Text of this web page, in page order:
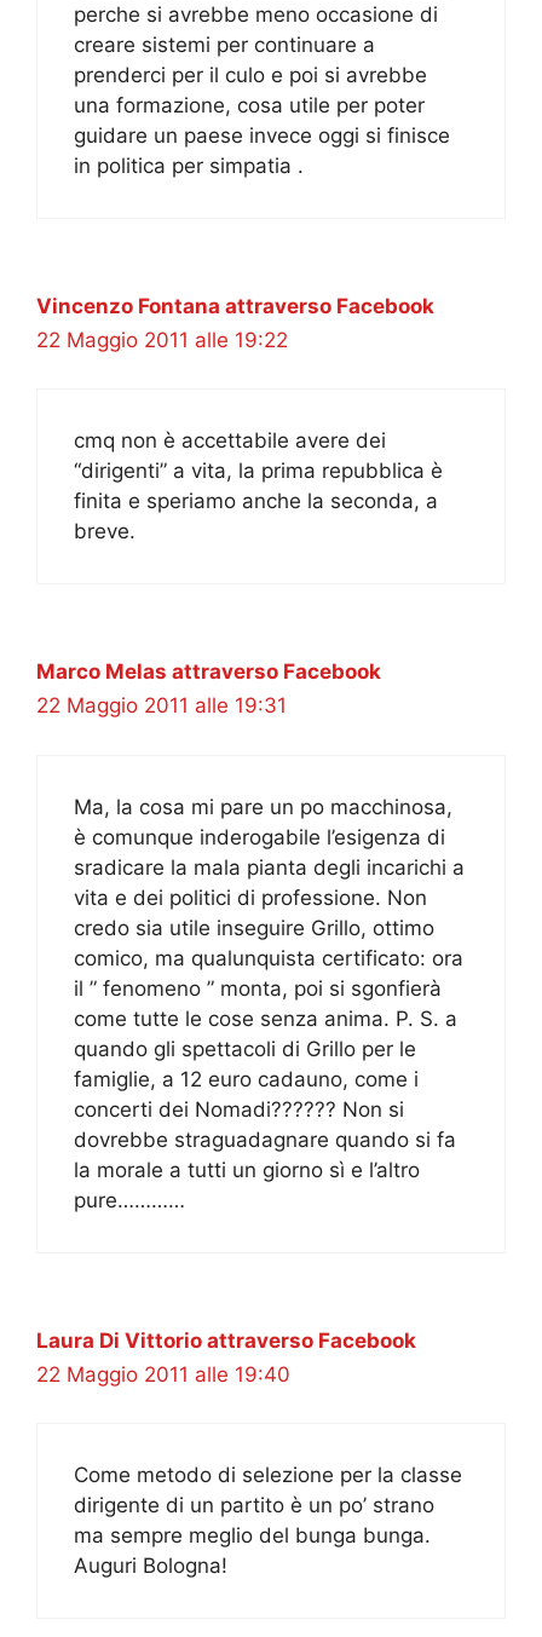
perche si avrebbe meno occasione di
creare sistemi per continuare a
prenderci per il culo e poi si avrebbe
una formazione, cosa utile per poter
guidare un paese invece oggi si finisce
in politica per simpatia .
Vincenzo Fontana attraverso Facebook
22 Maggio 2011 alle 19:22
cmq non è accettabile avere dei
“dirigenti” a vita, la prima repubblica è
finita e speriamo anche la seconda, a
breve.
Marco Melas attraverso Facebook
22 Maggio 2011 alle 19:31
Ma, la cosa mi pare un po macchinosa,
è comunque inderogabile l’esigenza di
sradicare la mala pianta degli incarichi a
vita e dei politici di professione. Non
credo sia utile inseguire Grillo, ottimo
comico, ma qualunquista certificato: ora
il ” fenomeno ” monta, poi si sgonfierà
come tutte le cose senza anima. P. S. a
quando gli spettacoli di Grillo per le
famiglie, a 12 euro cadauno, come i
concerti dei Nomadi?????? Non si
dovrebbe straguadagnare quando si fa
la morale a tutti un giorno sì e l’altro
pure…………
Laura Di Vittorio attraverso Facebook
22 Maggio 2011 alle 19:40
Come metodo di selezione per la classe
dirigente di un partito è un po’ strano
ma sempre meglio del bunga bunga.
Auguri Bologna!